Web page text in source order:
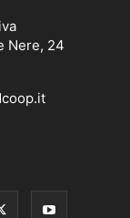
Nere, 24